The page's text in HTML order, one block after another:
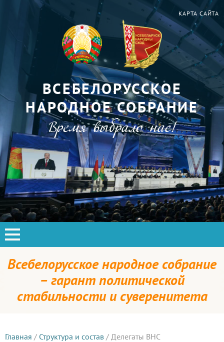
КАРТА САЙТА
ВСЕБЕЛОРУССКОЕ
НАРОДНОЕ СОБРАНИЕ
Время выбрало нас!
Всебелорусское народное собрание
– гарант политической
стабильности и суверенитета
Главная / Структура и состав / Делегаты ВНС